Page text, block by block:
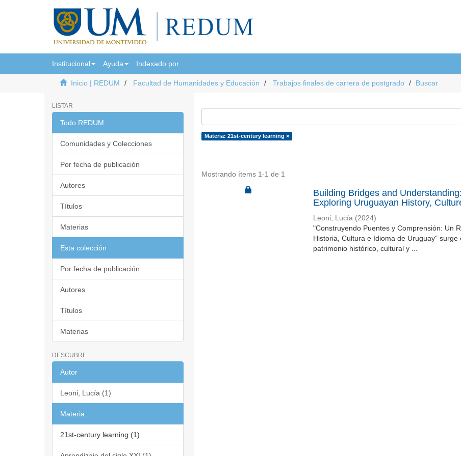
Institucional Ayuda Indexado por
Inicio | REDUM Facultad de Humanidades y Educación Trabajos finales de carrera de postgrado Buscar
LISTAR
Todo REDUM
Comunidades y Colecciones
Por fecha de publicación
Autores
Títulos
Materias
Esta colección
Por fecha de publicación
Autores
Títulos
Materias
DESCUBRE
Autor
Leoni, Lucía (1)
Materia
21st-century learning (1)
Materia: 21st-century learning ×
Mostrando ítems 1-1 de 1
Building Bridges and
Exploring Uruguayan History,
Leoni, Lucía (2024)
"Construyendo Puentes y Comprensión: Un
Historia, Cultura e Idioma de Uruguay"
patrimonio histórico, cultural y ...